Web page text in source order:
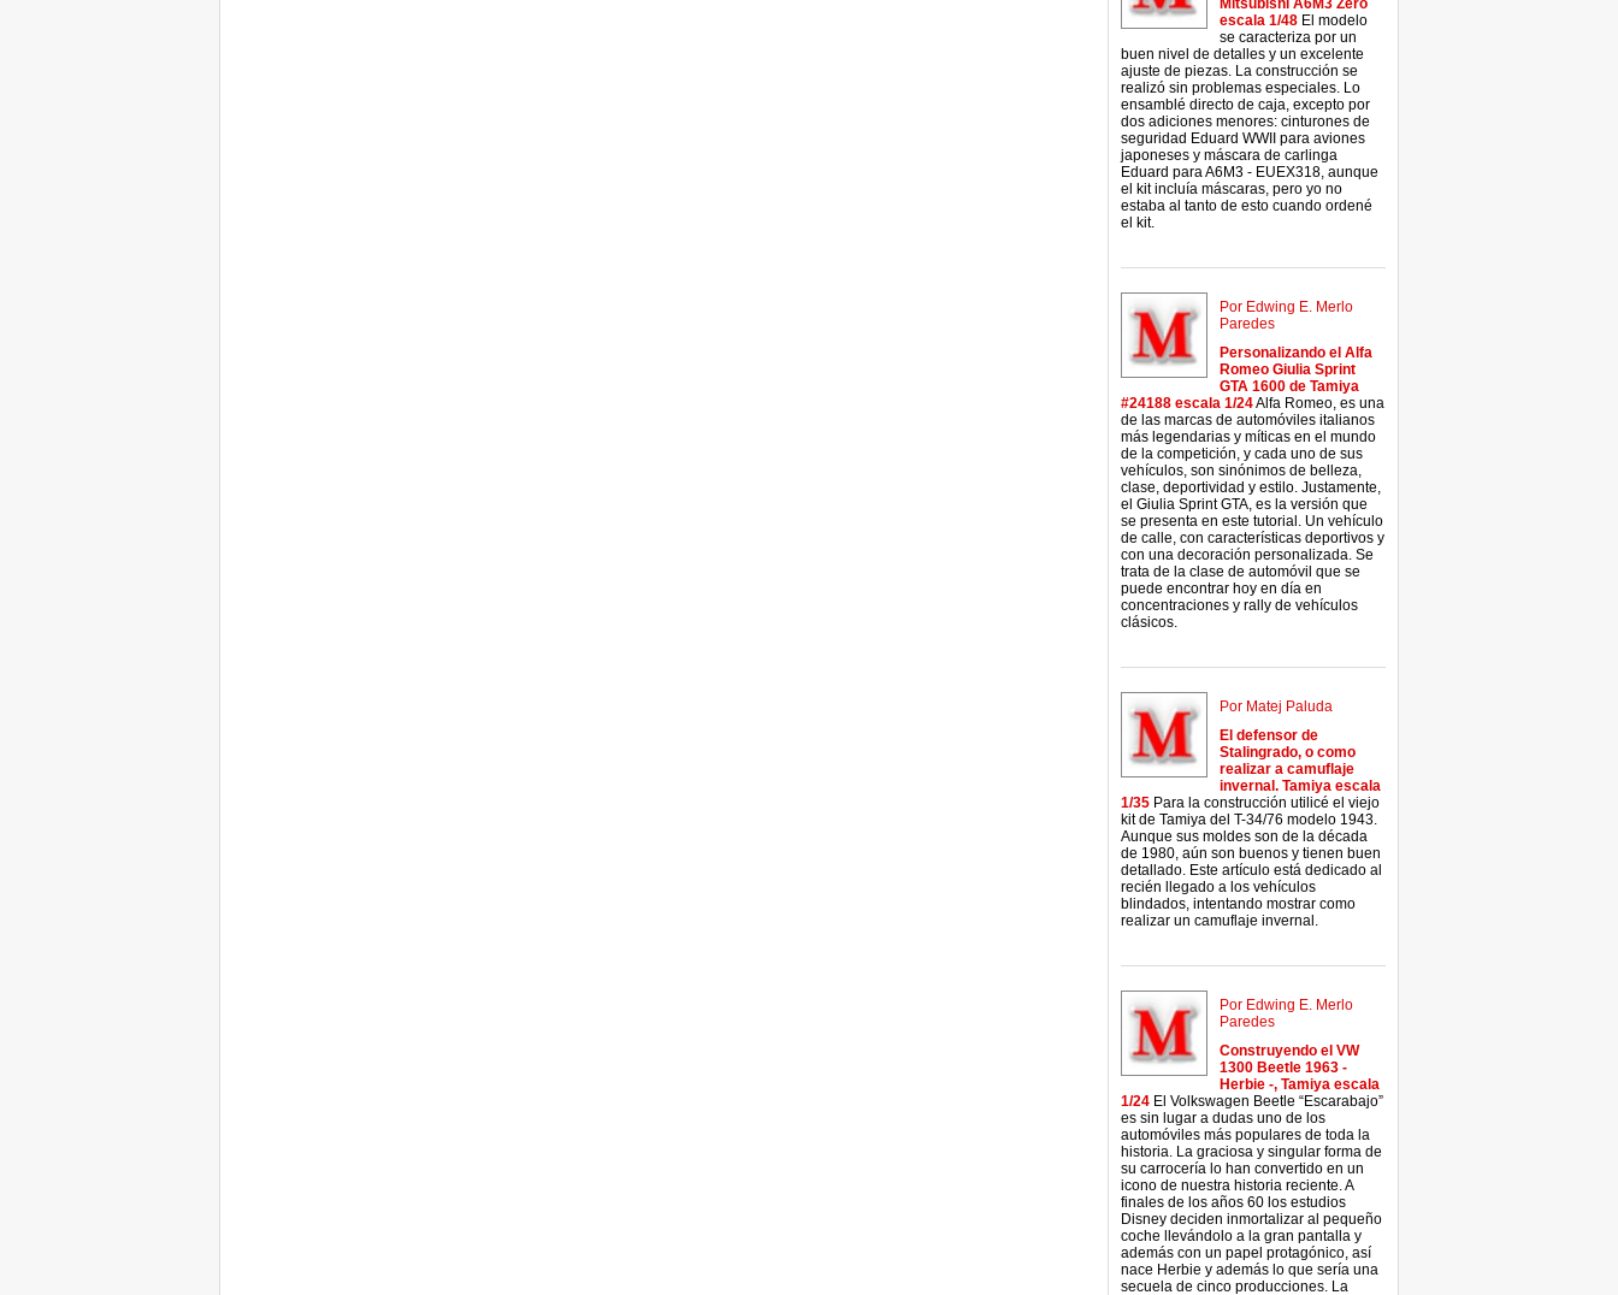
Mitsubishi A6M3 Zero
escala 1/48 El modelo
se caracteriza por un
buen nivel de detalles y un excelente
ajuste de piezas. La construcción se
realizó sin problemas especiales. Lo
ensamblé directo de caja, excepto por
dos adiciones menores: cinturones de
seguridad Eduard WWII para aviones
japoneses y máscara de carlinga
Eduard para A6M3 - EUEX318, aunque
el kit incluía máscaras, pero yo no
estaba al tanto de esto cuando ordené
el kit.
Por Edwing E. Merlo
Paredes
Personalizando el Alfa
Romeo Giulia Sprint
GTA 1600 de Tamiya
#24188 escala 1/24Alfa Romeo, es una
de las marcas de automóviles italianos
más legendarias y míticas en el mundo
de la competición, y cada uno de sus
vehículos, son sinónimos de belleza,
clase, deportividad y estilo. Justamente,
el Giulia Sprint GTA, es la versión que
se presenta en este tutorial. Un vehículo
de calle, con características deportivos y
con una decoración personalizada. Se
trata de la clase de automóvil que se
puede encontrar hoy en día en
concentraciones y rally de vehículos
clásicos.
Por Matej Paluda
El defensor de
Stalingrado, o como
realizar a camuflaje
invernal. Tamiya escala
1/35 Para la construcción utilicé el viejo
kit de Tamiya del T-34/76 modelo 1943.
Aunque sus moldes son de la década
de 1980, aún son buenos y tienen buen
detallado. Este artículo está dedicado al
recién llegado a los vehículos
blindados, intentando mostrar como
realizar un camuflaje invernal.
Por Edwing E. Merlo
Paredes
Construyendo el VW
1300 Beetle 1963 -
Herbie -, Tamiya escala
1/24 El Volkswagen Beetle “Escarabajo”
es sin lugar a dudas uno de los
automóviles más populares de toda la
historia. La graciosa y singular forma de
su carrocería lo han convertido en un
icono de nuestra historia reciente. A
finales de los años 60 los estudios
Disney deciden inmortalizar al pequeño
coche llevándolo a la gran pantalla y
además con un papel protagónico, así
nace Herbie y además lo que sería una
secuela de cinco producciones. La